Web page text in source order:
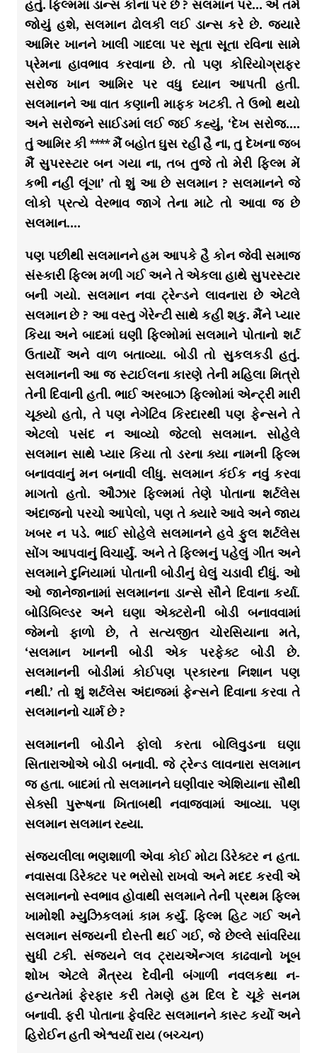
હતું. ફિલ્મમાં ડાન્સ કોના પર છે ? સલમાન પર… એ તમે
જોયું હશે, સલમાન ઢોલકી લઈ ડાન્સ કરે છે. જ્યારે
આમિર ખાનને ખાલી ગાદલા પર સૂતા સૂતા રવિના સામે
પ્રેમના હાવભાવ કરવાના છે. તો પણ કોરિયોગ્રાફર
સરોજ ખાન આમિર પર વધુ ધ્યાન આપતી હતી.
સલમાનને આ વાત કણાની માફક ખટકી. તે ઉભો થયો
અને સરોજને સાઈડમાં લઈ જઈ કહ્યું, ‘દેખ સરોજ….
તું આમિર કી **** મૈં બહોત ઘુસ રહી હૈ ના, તુ દેખના જબ
મૈં સુપરસ્ટાર બન ગયા ના, તબ તુજે તો મેરી ફિલ્મ મેં
કભી નહીં લૂંગા’ તો શું આ છે સલમાન ? સલમાનને જે
લોકો પ્રત્યે વેરભાવ જાગે તેના માટે તો આવા જ છે
સલમાન….
પણ પછીથી સલમાનને હમ આપકે હૈ કોન જેવી સમાજ
સંસ્કારી ફિલ્મ મળી ગઈ અને તે એકલા હાથે સુપરસ્ટાર
બની ગયો. સલમાન નવા ટ્રેન્ડને લાવનારા છે એટલે
સલમાન છે ? આ વસ્તુ ગેરેન્ટી સાથે કહી શકુ. મૈંને પ્યાર
કિયા અને બાદમાં ઘણી ફિલ્મોમાં સલમાને પોતાનો શર્ટ
ઉતાર્યો અને વાળ બતાવ્યા. બોડી તો સુકલકડી હતું.
સલમાનની આ જ સ્ટાઈલના કારણે તેની મહિલા મિત્રો
તેની દિવાની હતી. ભાઈ અરબાઝ ફિલ્મોમાં એન્ટ્રી મારી
ચૂક્યો હતો, તે પણ નેગેટિવ કિરદારથી પણ ફેન્સને તે
એટલો પસંદ ન આવ્યો જેટલો સલમાન. સોહેલે
સલમાન સાથે પ્યાર કિયા તો ડરના ક્યા નામની ફિલ્મ
બનાવવાનું મન બનાવી લીધુ. સલમાન કંઈક નવું કરવા
માગતો હતો. ઔઝાર ફિલ્મમાં તેણે પોતાના શર્ટલેસ
અંદાજનો પરચો આપેલો, પણ તે ક્યારે આવે અને જાય
ખબર ન પડે. ભાઈ સોહેલે સલમાનને હવે ફુલ શર્ટલેસ
સોંગ આપવાનું વિચાર્યું. અને તે ફિલ્મનું પહેલું ગીત અને
સલમાને દુનિયામાં પોતાની બોડીનું ઘેલું ચડાવી દીધું. ઓ
ઓ જાનેજાનામાં સલમાનના ડાન્સે સૌને દિવાના કર્યા.
બોડિબિલ્ડર અને ઘણા એક્ટરોની બોડી બનાવવામાં
જેમનો ફાળો છે, તે સત્યજીત ચોરસિયાના મતે,
‘સલમાન ખાનની બોડી એક પરફેક્ટ બોડી છે.
સલમાનની બોડીમાં કોઈપણ પ્રકારના નિશાન પણ
નથી.’ તો શું શર્ટલેસ અંદાજમાં ફેન્સને દિવાના કરવા તે
સલમાનનો ચાર્મ છે ?
સલમાનની બોડીને ફોલો કરતા બોલિવુડના ઘણા
સિતારાઓએ બોડી બનાવી. જે ટ્રેન્ડ લાવનારા સલમાન
જ હતા. બાદમાં તો સલમાનને ઘણીવાર એશિયાના સૌથી
સેક્સી પુરૂષના ખિતાબથી નવાજવામાં આવ્યા. પણ
સલમાન સલમાન રહ્યા.
સંજયલીલા ભણશાળી એવા કોઈ મોટા ડિરેક્ટર ન હતા.
નવાસવા ડિરેક્ટર પર ભરોસો રાખવો અને મદદ કરવી એ
સલમાનનો સ્વભાવ હોવાથી સલમાને તેની પ્રથમ ફિલ્મ
ખામોશી મ્યુઝિકલમાં કામ કર્યું. ફિલ્મ હિટ ગઈ અને
સલમાન સંજયની દોસ્તી થઈ ગઈ, જે છેલ્લે સાંવરિયા
સુધી ટકી. સંજયને લવ ટ્રાયએંન્ગલ કાઢવાનો ખૂબ
શોખ એટલે મૈત્રય દેવીની બંગાળી નવલકથા ન-
હન્યતેમાં ફેરફાર કરી તેમણે હમ દિલ દે ચૂકે સનમ
બનાવી. ફરી પોતાના ફેવરિટ સલમાનને કાસ્ટ કર્યો અને
હિરોઈન હતી એશ્વર્યા રાય (બચ્ચન)